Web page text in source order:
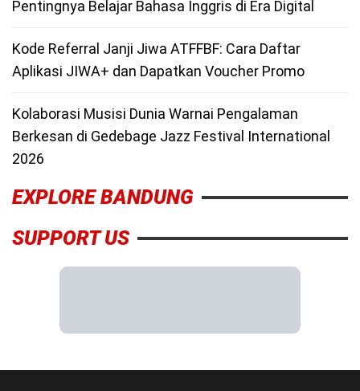
Pentingnya Belajar Bahasa Inggris di Era Digital
Kode Referral Janji Jiwa ATFFBF: Cara Daftar
Aplikasi JIWA+ dan Dapatkan Voucher Promo
Kolaborasi Musisi Dunia Warnai Pengalaman
Berkesan di Gedebage Jazz Festival International
2026
EXPLORE BANDUNG
SUPPORT US